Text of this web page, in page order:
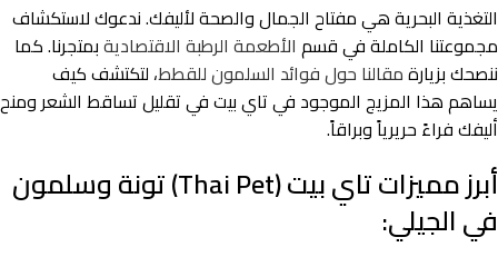
التغذية البحرية هي مفتاح الجمال والصحة لأليفك. ندعوك لاستكشاف
مجموعتنا الكاملة في قسم الأطعمة الرطبة الاقتصاديةبمتجرنا. كما
ننصحك بزيارةمقالنا حول فوائد السلمون للقطط، لتكتشف كيف
يساهم هذا المزيج الموجود في تاي بيت في تقليل تساقط الشعر ومنح
أليفك فراءً حريرياً وبراقاً.
أبرز مميزات تاي بيت (Thai Pet) تونة وسلمون
في الجيلي: